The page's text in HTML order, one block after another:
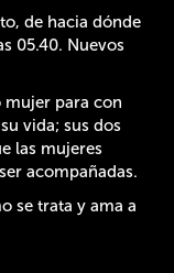
de hacia dónde
05.40. Nuevos
mujer para con
vida; sus dos
las mujeres
acompañadas.
se trata y ama a